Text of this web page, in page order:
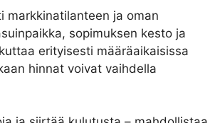
markkinatilanteen ja oman
sopimuksen kesto ja
erityisesti määräaikaisissa
hinnat voivat vaihdella